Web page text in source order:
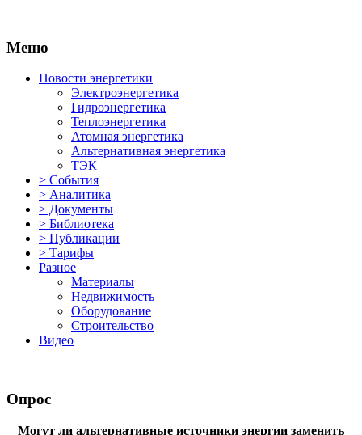
Меню
Новости энергетики
Электроэнергетика
Гидроэнергетика
Теплоэнергетика
Атомная энергетика
Альтернативная энергетика
ТЭК
> События
> Аналитика
> Документы
> Библиотека
> Публикации
> Тарифы
Разное
Материалы
Недвижимость
Оборудование
Строительство
Видео
Опрос
Могут ли альтернативные источники энергии заменить